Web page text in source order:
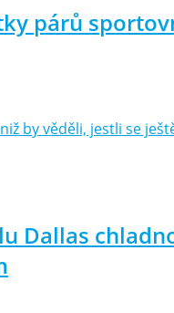
párů
by věděli, jestli se
Dallas